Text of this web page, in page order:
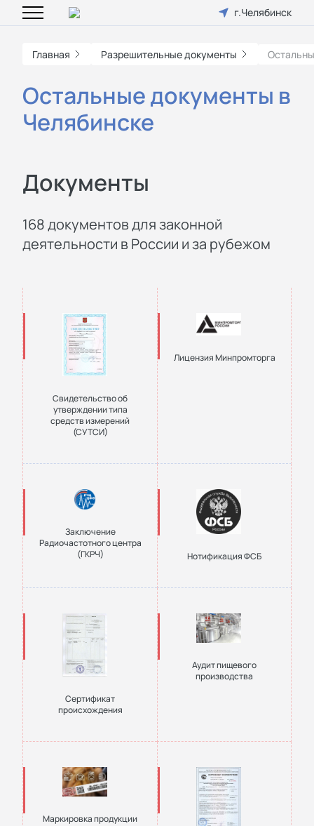
г.Челябинск
Главная Разрешительные документы
Остальные документы в
Челябинске
Документы
168 документов для законной
деятельности в России и за рубежом
Свидетельство об
утверждении типа
средств измерений
(СУТСИ)
Лицензия Минпромторга
Заключение
Радиочастотного центра
(ГКРЧ)
Нотификация ФСБ
Сертификат
происхождения
Аудит пищевого
производства
Маркировка продукции